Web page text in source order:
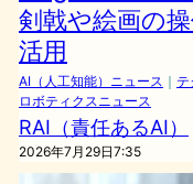
剣戟や絵画の
活用
AI（人工知能）ニュース ｜ テ
ロボティクスニュース
RAI（責任あるAI）
2026年7月29日7:35